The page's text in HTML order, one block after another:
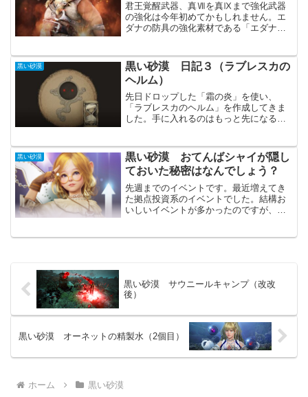
君王覚醒武器、真Ⅶを真Ⅸまで強化武器
の強化は今年初めてかもしれません。エ
ダナの防具の強化素材である「エダナの
ロン石の必要数がとんでもないので、な
かなか強化出来ません。君...
黒い砂漠
黒い砂漠 日記３（ラブレスカの
ヘルム）
先日ドロップした「霜の炎」を使い、
「ラブレスカのヘルム」を作成してきま
した。手に入れるのはもっと先になると
翠星の森のNPCプローキからの連続クエ
ストをする事で作成できます...
黒い砂漠
黒い砂漠 おてんばシャイが隠し
ておいた秘密はなんでしょう？
先週までのイベントです。最近増えてき
た拠点投資系のイベントでした。結構お
いしいイベントが多かったのですが、今
黒い砂漠 サウニールキャンプ（改改
後）
黒い砂漠 オーネットの精製水（2個目）
ホーム 黒い砂漠